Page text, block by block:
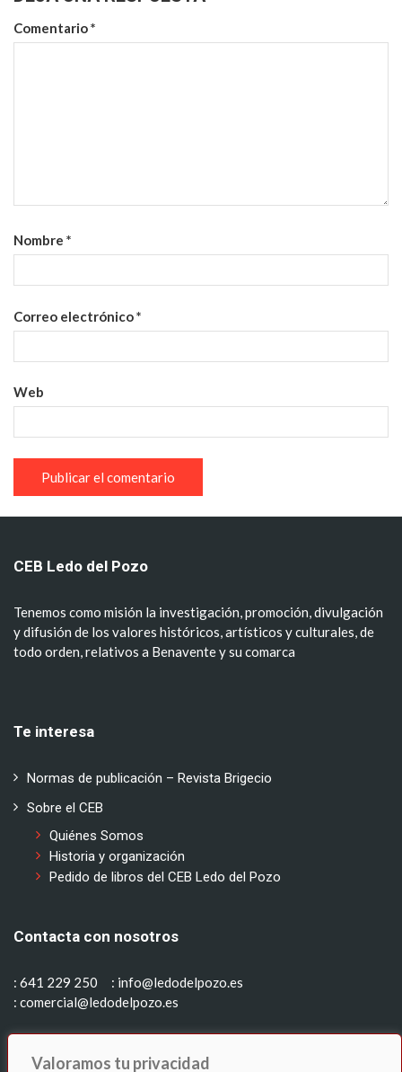
Valoramos tu privacidad
Comentario*
Nombre *
Correo electrónico*
Web
CEB Ledo del Pozo
Tenemos como misión la investigación, promoción, divulgación
y difusión de los valores históricos, artísticos y culturales, de
todo orden, relativos a Benavente y su comarca
Te interesa
Normas de publicación – Revista Brigecio
Sobre el CEB
Quiénes Somos
Historia y organización
Pedido de libros del CEB Ledo del Pozo
Contacta con nosotros
: 641 229 250
: info@ledodelpozo.es
: comercial@ledodelpozo.es